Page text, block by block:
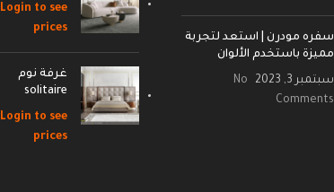
سفره مودرن | استعد لتجربة
مميزة باستخدم الألوان
سبتمبر 3, 2023
No
Comments
Login to see
prices
غرفة نوم
solitaire
Login to see
prices